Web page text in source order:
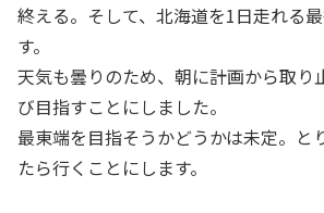
終える。そして、北海道を1日走れる
す。
天気も曇りのため、朝に計画から取り
び目指すことにしました。
最東端を目指そうかどうかは未定。と
たら行くことにします。